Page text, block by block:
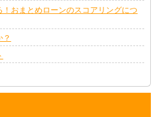
おまとめローンのスコアリングにつ